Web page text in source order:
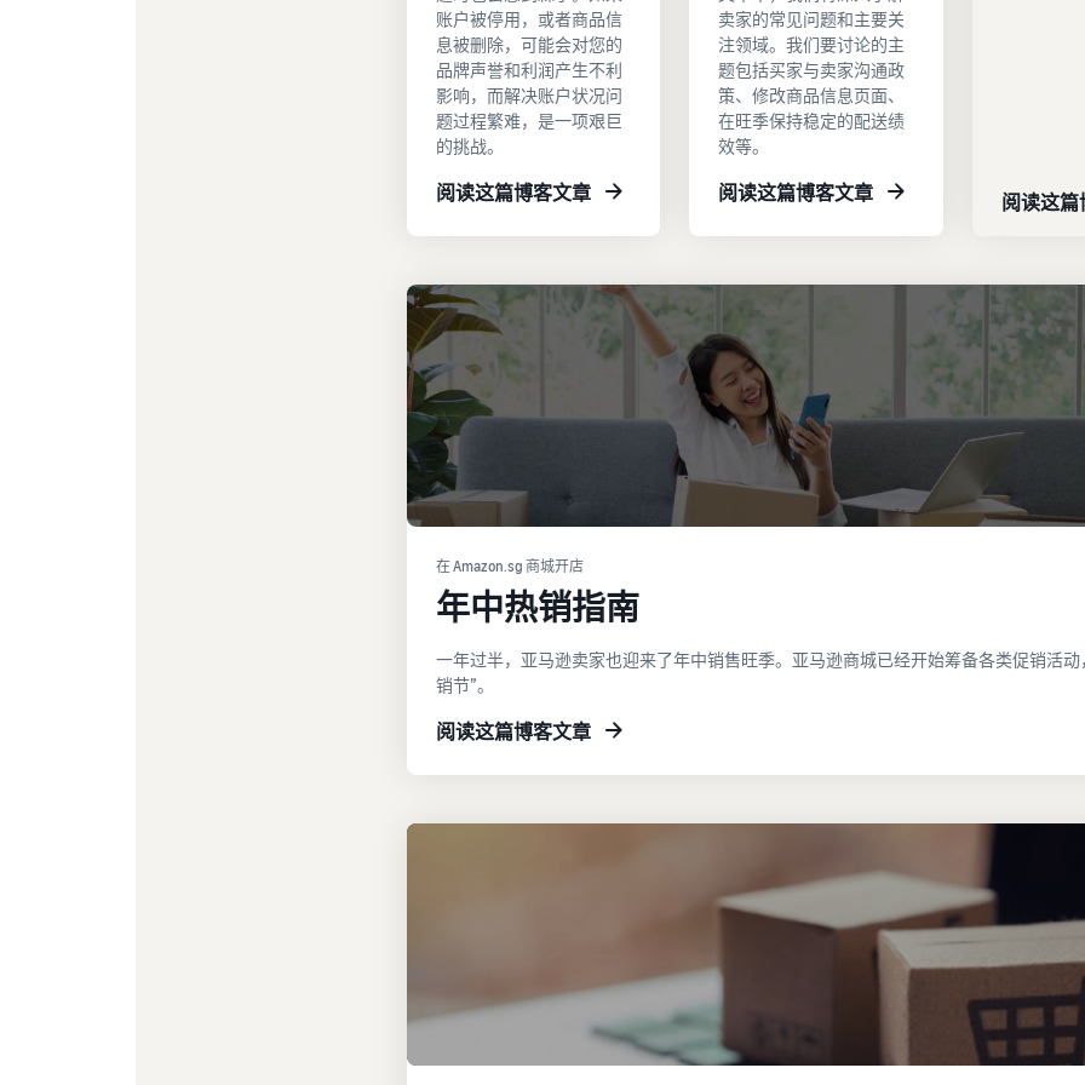
账户被停用，或者商品信
息被删除，可能会对您的
品牌声誉和利润产生不利
影响，而解决账户状况问
题过程繁难，是一项艰巨
的挑战。
阅读这篇博客文章
卖家的常见问题和主要关
注领域。我们要讨论的主
题包括买家与卖家沟通政
策、修改商品信息页面、
在旺季保持稳定的配送绩
效等。
阅读这篇博客文章 阅读这篇
在 Amazon.sg 商城开店
年中热销指南
一年过半，亚马逊卖家也迎来了年中销售旺季。亚马逊商城已经开始筹备各类促销活动
销节”。
阅读这篇博客文章